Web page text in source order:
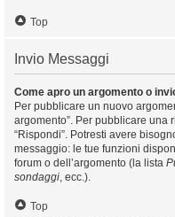
Top
Invio Messaggi
Come apro un argomento o
Per pubblicare un nuovo
argomento”. Per pubblicare una
“Rispondi”. Potresti avere
messaggio: le tue funzioni
forum o dell’argomento (la lista
sondaggi, ecc.).
Top